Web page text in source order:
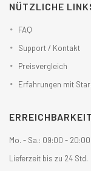
NÜTZLICHE
FAQ
Support / Kontakt
Preisvergleich
Erfahrungen mit
ERREICHBARKEIT
Mo. - Sa.: 09:00 -
Lieferzeit bis zu 24 Std.